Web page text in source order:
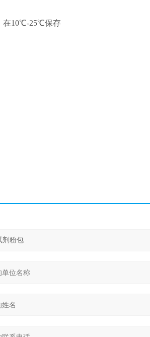
在10℃-25℃保存